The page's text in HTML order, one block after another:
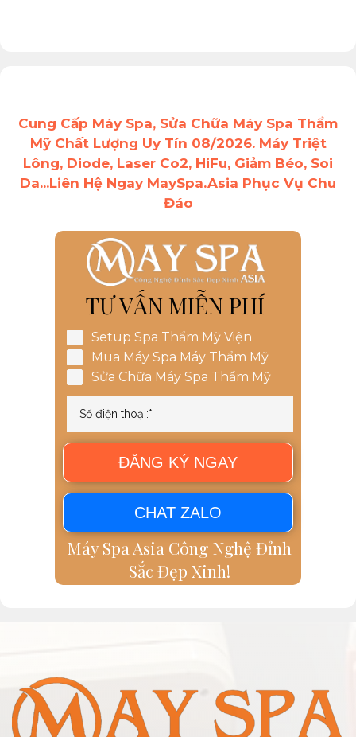
Cung Cấp Máy Spa, Sửa Chữa Máy Spa Thẩm
Mỹ Chất Lượng Uy Tín 08/2026. Máy Triệt
Lông, Diode, Laser Co2, HiFu, Giảm Béo, Soi
Da...Liên Hệ Ngay MaySpa.Asia Phục Vụ Chu
Đáo
TƯ VẤN MIỄN PHÍ
Máy Spa Asia Công Nghệ Đỉnh
Sắc Đẹp Xinh!
ĐĂNG KÝ NGAY
Setup Spa Thẩm Mỹ Viện
Mua Máy Spa Máy Thẩm Mỹ
Sửa Chữa Máy Spa Thẩm Mỹ
CHAT ZALO